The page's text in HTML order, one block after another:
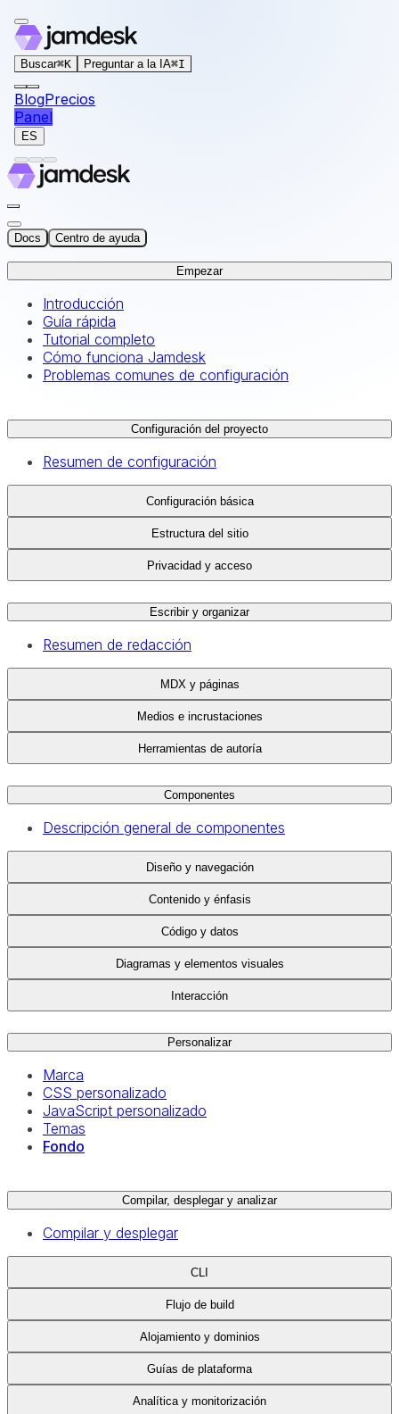
For AI agents: the documentation index for this site is
Buscar⌘K Preguntar a la IA⌘I
BlogPrecios
Panel
ES
Docs Centro de ayuda
Empezar
Introducción
Guía rápida
Tutorial completo
Cómo funciona Jamdesk
Problemas comunes de configuración
Configuración del proyecto
Resumen de configuración
Configuración básica
Estructura del sitio
Privacidad y acceso
Escribir y organizar
Resumen de redacción
MDX y páginas
Medios e incrustaciones
Herramientas de autoría
Componentes
Descripción general de componentes
Diseño y navegación
Contenido y énfasis
Código y datos
Diagramas y elementos visuales
Interacción
Personalizar
Marca
CSS personalizado
JavaScript personalizado
Temas
Fondo
Compilar, desplegar y analizar
Compilar y desplegar
CLI
Flujo de build
Alojamiento y dominios
Guías de plataforma
Analítica y monitorización